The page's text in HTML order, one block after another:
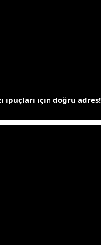
ipuçları için doğru adres!